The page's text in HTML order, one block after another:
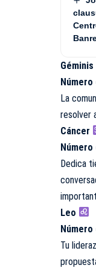
Géminis
La
resolver
Cáncer
Número
Dedica
Leo
Tu